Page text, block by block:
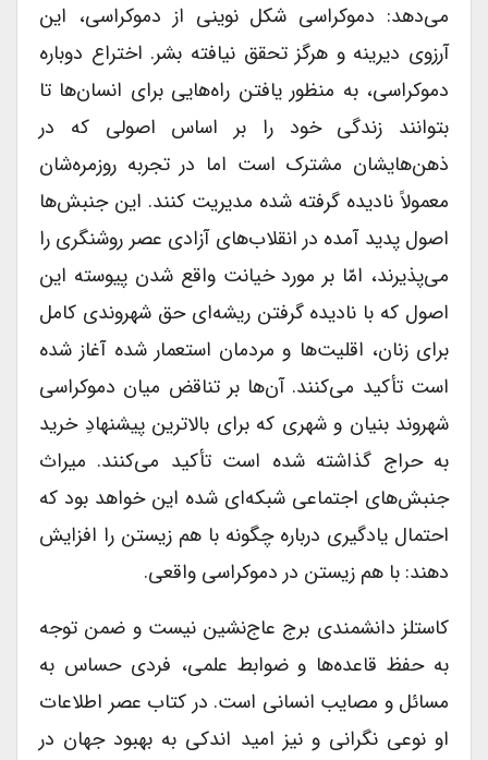
می‌دهد: دموکراسی شکل نوینی از دموکراسی، این
آرزوی دیرینه و هرگز تحقق نیافته بشر. اختراع دوباره
دموکراسی، به منظور یافتن راه‌هایی برای انسان‌ها تا
بتوانند زندگی خود را بر اساس اصولی که در
ذهن‌هایشان مشترک است اما در تجربه روزمره‌شان
معمولاً نادیده گرفته شده مدیریت کنند. این جنبش‌ها
اصول پدید آمده در انقلاب‌های آزادی عصر روشنگری را
می‌پذیرند، امّا بر مورد خیانت واقع شدن پیوسته این
اصول که با نادیده گرفتن ریشه‌ای حق شهروندی کامل
برای زنان، اقلیت‌ها و مردمان استعمار شده آغاز شده
است تأکید می‌کنند. آن‌ها بر تناقض میان دموکراسی
شهروند بنیان و شهری که برای بالاترین پیشنهادِ خرید
به حراج گذاشته شده است تأکید می‌کنند. میراث
جنبش‌های اجتماعی شبکه‌ای شده این خواهد بود که
احتمال یادگیری درباره چگونه با هم زیستن را افزایش
دهند: با هم زیستن در دموکراسی واقعی.
کاستلز دانشمندی برج عاج‌نشین نیست و ضمن توجه
به حفظ قاعده‌ها و ضوابط علمی، فردی حساس به
مسائل و مصایب انسانی است. در کتاب عصر اطلاعات
او نوعی نگرانی و نیز امید اندکی به بهبود جهان در